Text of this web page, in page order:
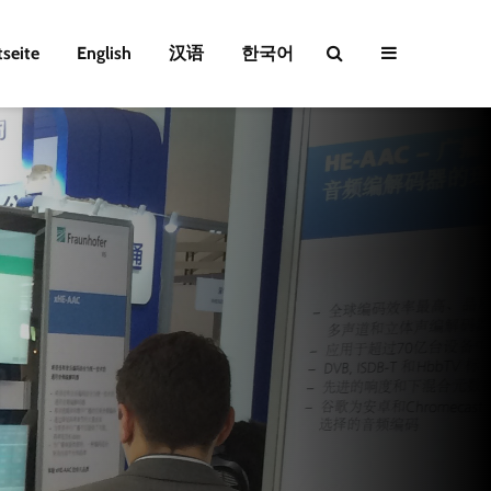
English 汉语 한국어